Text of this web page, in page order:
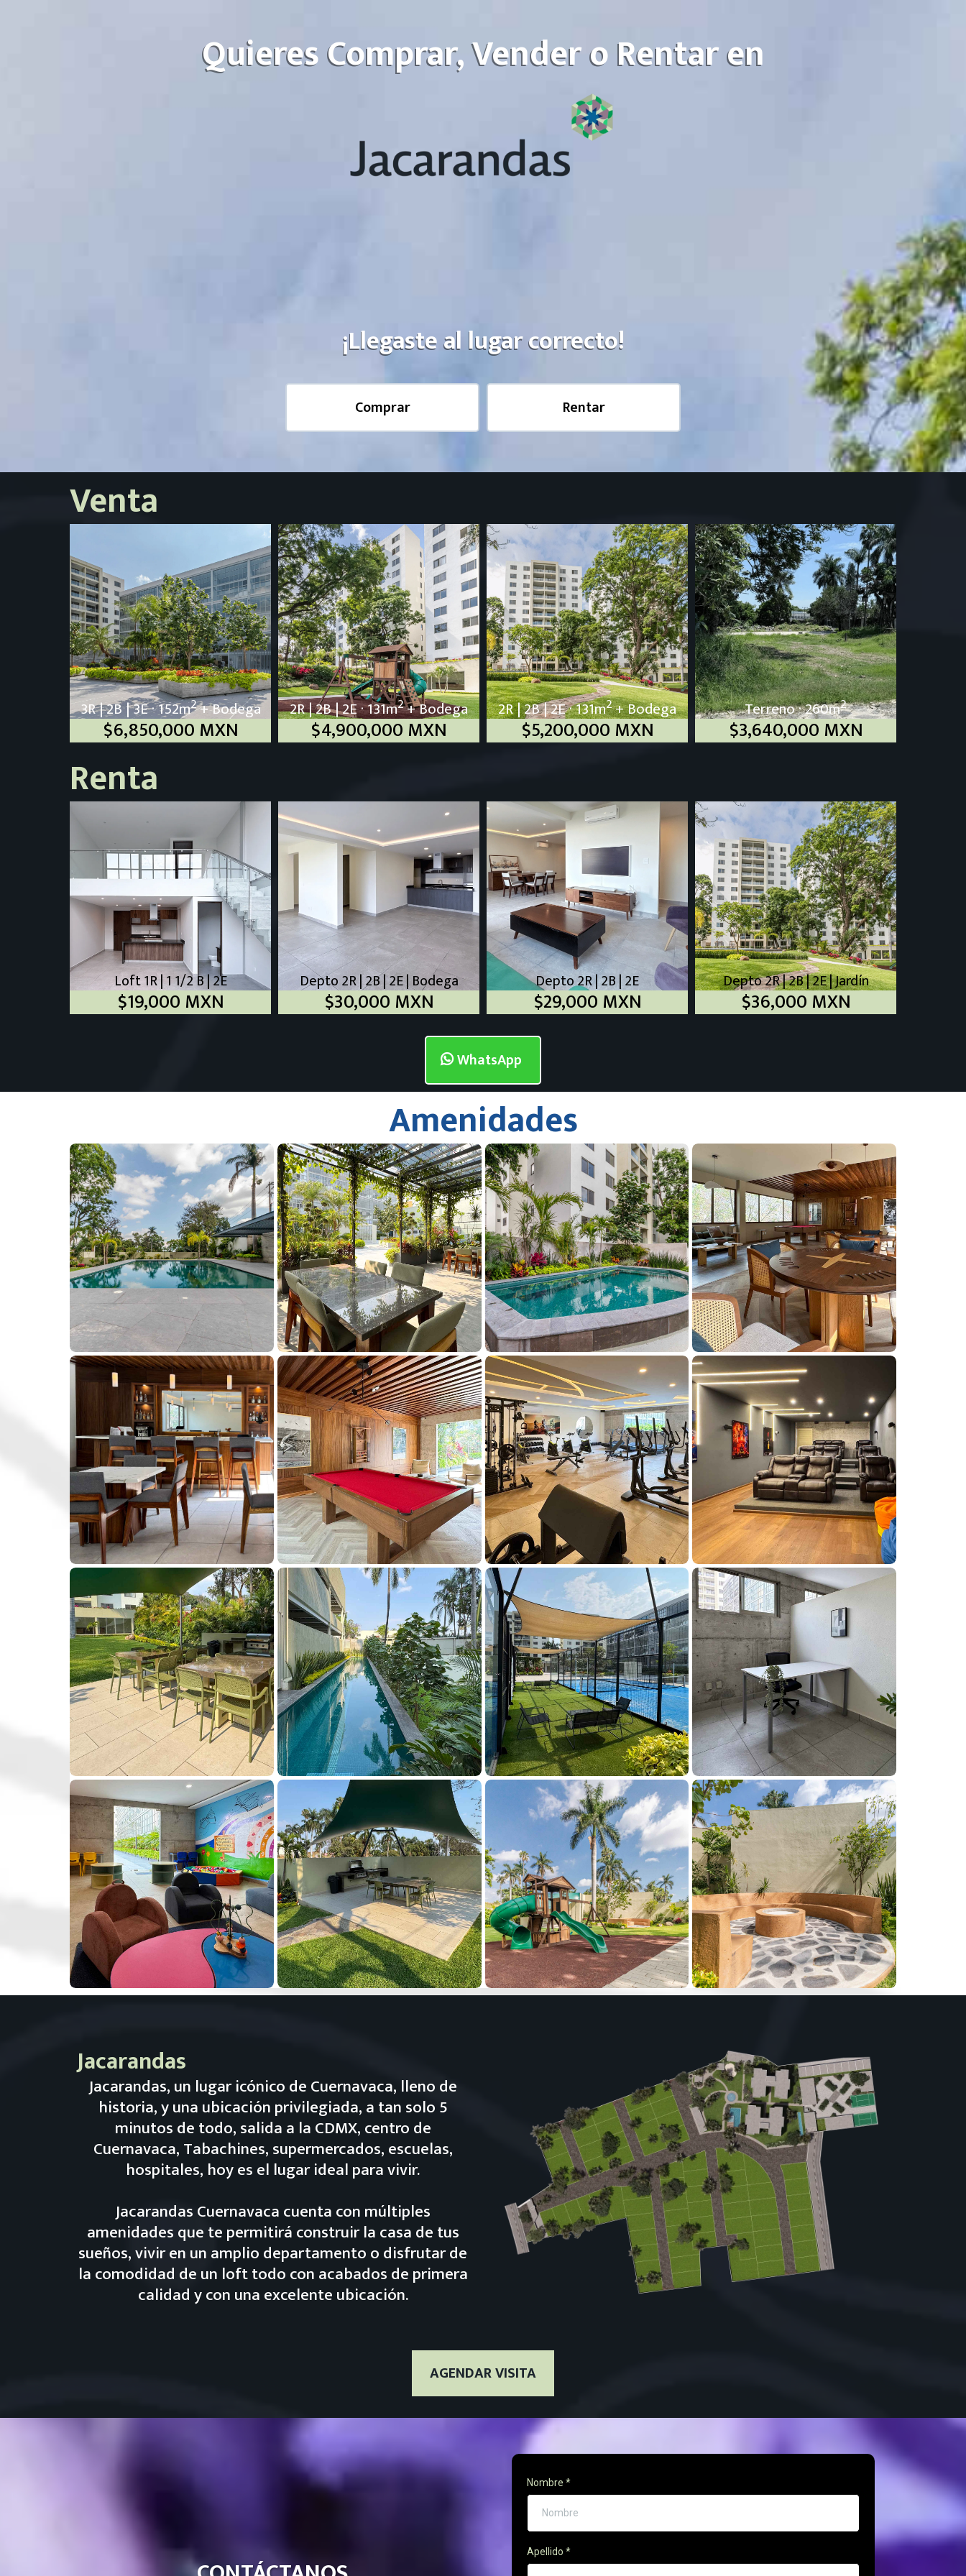
Quieres Comprar, Vender o Rentar en
¡Llegaste al lugar correcto!
Comprar Rentar
Venta
3R | 2B | 3E · 152m2+ Bodega
$6,850,000 MXN
2R | 2B | 2E · 131m2+ Bodega
$4,900,000 MXN
2R | 2B | 2E · 131m2+ Bodega
$5,200,000 MXN
Terreno · 260m2
$3,640,000 MXN
Renta
Loft 1R | 1 1/2 B | 2E
$19,000 MXN
Depto 2R | 2B | 2E | Bodega
$30,000 MXN
Depto 2R | 2B | 2E
$29,000 MXN
Depto 2R | 2B | 2E | Jardín
$36,000 MXN
WhatsApp
Amenidades
Jacarandas
Jacarandas, un lugar icónico de Cuernavaca, lleno de
historia, y una ubicación privilegiada, a tan solo 5
minutos de todo, salida a la CDMX, centro de
Cuernavaca, Tabachines, supermercados, escuelas,
hospitales, hoy es el lugar ideal para vivir.
Jacarandas Cuernavaca cuenta con múltiples
amenidades que te permitirá construir la casa de tus
sueños, vivir en un amplio departamento o disfrutar de
la comodidad de un loft todo con acabados de primera
calidad y con una excelente ubicación.
AGENDAR VISITA
Nombre *
Apellido *